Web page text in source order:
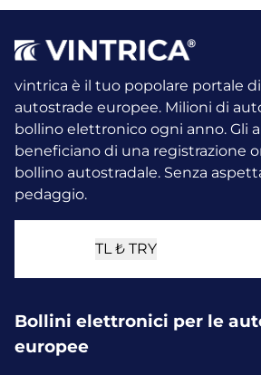
vintrica è il tuo popolare portale
autostrade europee. Milioni di
bollino elettronico ogni anno. Gli
beneficiano di una registrazione
bollino autostradale. Senza
pedaggio.
TL ₺ TRY
Bollini elettronici per le
europee